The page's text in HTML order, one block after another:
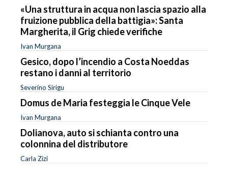
«Una struttura in acqua non lascia spazio alla
fruizione pubblica della battigia»: Santa
Margherita, il Grig chiede verifiche
Ivan Murgana
Gesico, dopo l’incendio a Costa Noeddas
restano i danni al territorio
Severino Sirigu
Domus de Maria festeggia le Cinque Vele
Ivan Murgana
Dolianova, auto si schianta contro una
colonnina del distributore
Carla Zizi